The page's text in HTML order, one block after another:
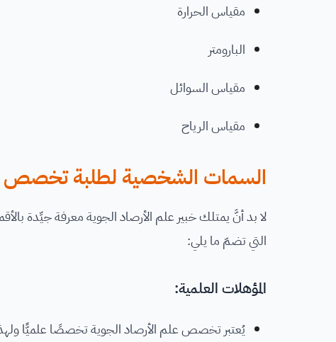
مقياس الحرارة
البارومتر
مقياس السوائل
مقياس الرياح
السمات الشخصية لطلبة تخصص
لا بد أنَّ يمتلك خبير علم الأرصاد الجوية معرفة جيِّدة
التي تضمّ ما يلي:
المؤهلات العلمية:
يُعتبر تخصص علم الأرصاد الجوية تخصصًا علميًّا